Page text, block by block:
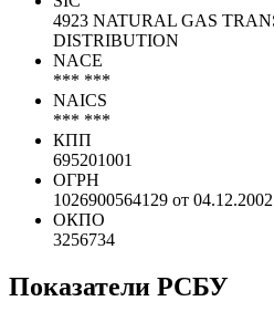
4923 NATURAL GAS
DISTRIBUTION
NACE
*** ***
NAICS
*** ***
КПП
695201001
ОГРН
1026900564129 от 04.12.2002
ОКПО
3256734
Показатели РСБУ